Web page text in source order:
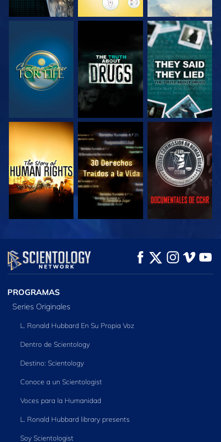
VE VE
VE VE VE
VE
EXPLORA LAS
SERIES
PROGRAMAS
Series Originales
L. Ronald Hubbard En Su Propia Voz
Dentro de Scientology
Destino: Scientology
Conoce a un Scientologist
Voces para la Humanidad
L. Ronald Hubbard library presents
Soy Scientologist